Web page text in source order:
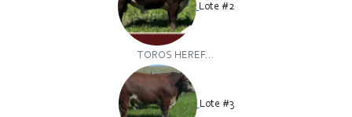
Lote #2
TOROS HEREF...
Lote #3